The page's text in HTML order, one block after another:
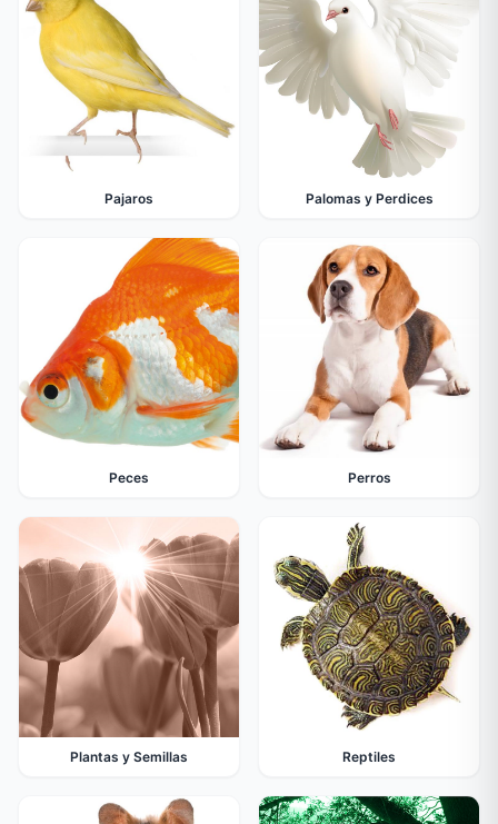
Pajaros Palomas y Perdices
Peces Perros
Plantas y Semillas Reptiles